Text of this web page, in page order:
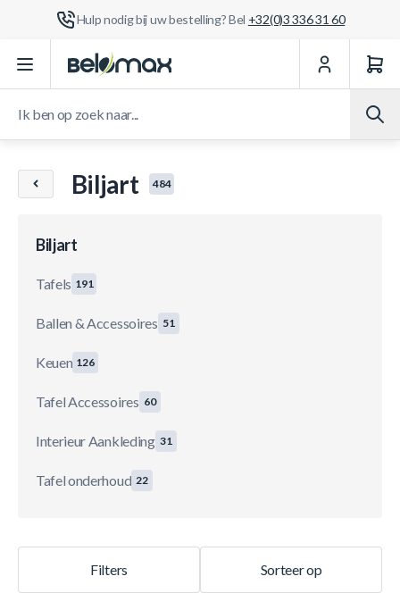
Hulp nodig bij uw bestelling? Bel +32(0)3 336 31 60
Ga naar de inhoud
Biljart 484
Biljart
Tafels 191
Ballen & Accessoires 51
Keuen 126
Tafel Accessoires 60
Interieur Aankleding 31
Tafel onderhoud 22
Sorteer op
Filters